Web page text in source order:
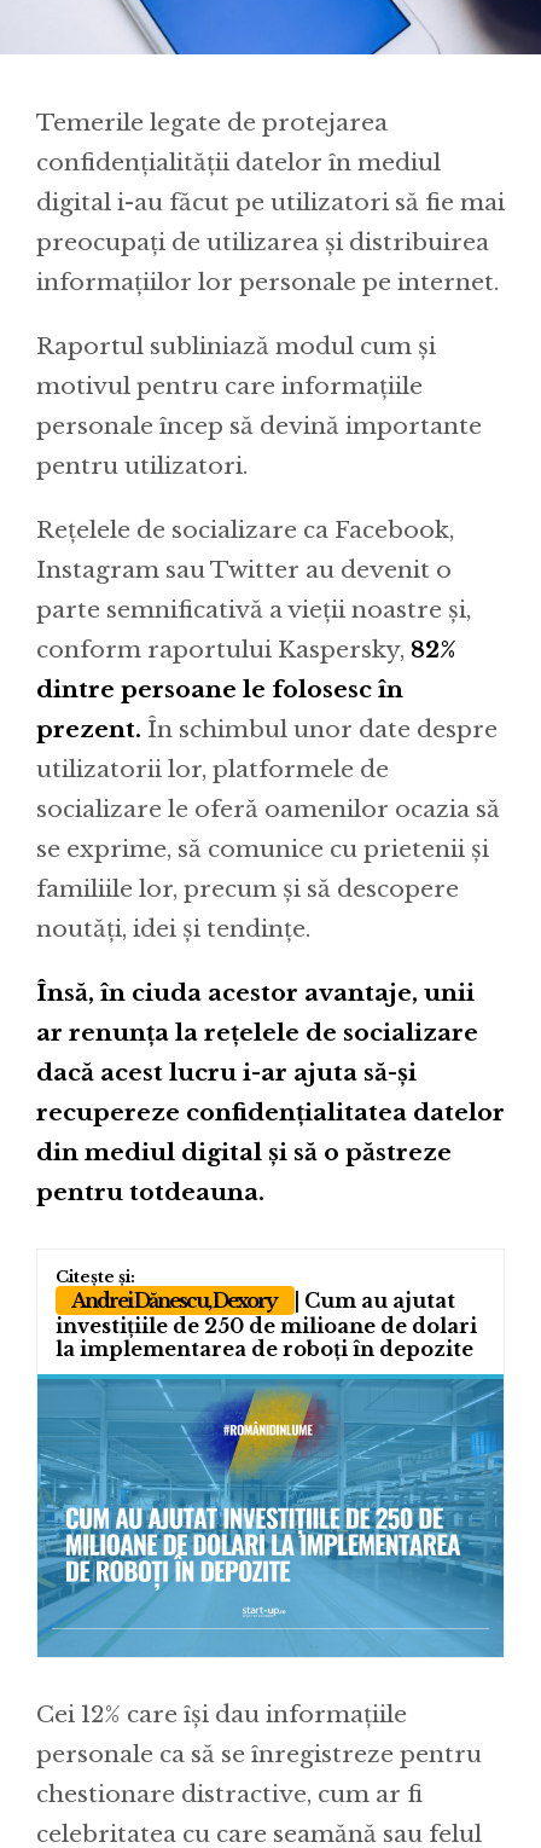
Temerile legate de protejarea
confidențialității datelor în mediul
digital i-au făcut pe utilizatori să fie mai
preocupați de utilizarea și distribuirea
informațiilor lor personale pe internet.
Raportul subliniază modul cum și
motivul pentru care informațiile
personale încep să devină importante
pentru utilizatori.
Rețelele de socializare ca Facebook,
Instagram sau Twitter au devenit o
parte semnificativă a vieții noastre și,
conform raportului Kaspersky, 82%
dintre persoane le folosesc în
prezent. În schimbul unor date despre
utilizatorii lor, platformele de
socializare le oferă oamenilor ocazia să
se exprime, să comunice cu prietenii și
familiile lor, precum și să descopere
noutăți, idei și tendințe.
Însă, în ciuda acestor avantaje, unii
ar renunța la rețelele de socializare
dacă acest lucru i-ar ajuta să-și
recupereze confidențialitatea datelor
din mediul digital și să o păstreze
pentru totdeauna.
Andrei Dănescu, Dexory
| Cum au ajutat
investițiile de 250 de milioane de dolari
la implementarea de roboți în depozite
Cei 12% care își dau informațiile
personale ca să se înregistreze pentru
chestionare distractive, cum ar fi
celebritatea cu care seamănă sau felul